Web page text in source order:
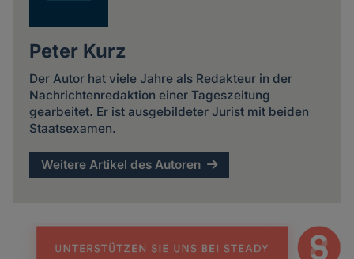
Peter Kurz
Der Autor hat viele Jahre als Redakteur in der
Nachrichtenredaktion einer Tageszeitung
gearbeitet. Er ist ausgebildeter Jurist mit beiden
Staatsexamen.
Weitere Artikel des Autoren